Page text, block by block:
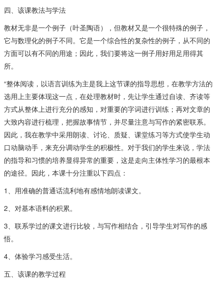
四、该课教法与学法
教材无非是一个例子（叶圣陶语），但教材又是一个很特殊的例子，
它与数理化的例子不同。它是一个综合性的复杂性的例子，从不同的
方面可以有不同的用途；因此，我们要将这一例子用好用足用得其
所。
“整体阅读，以语言训练为主是我上这节课的指导思想，在教学方法的
选用上主要体现这一点，在处理教材时，先让学生通过自读、齐读等
方式从整体上进行充分的感知，对重要的字词进行训练；再对文章的
大致内容进行梳理，把握故事情节，并尽量注意与写作的紧密联系。
因此，我在教学中采用朗读、讨论、质疑、课堂练习等方式使学生动
口动脑动手，来充分调动学生的积极性。对于我们的学生来说，学法
的指导和习惯的培养显得异常的重要，这是走向主体性学习的最根本
的途径。因此，本课十分注重以下四点：
1、用准确的普通话流利地有感情地朗读课文。
2、对基本语料的积累。
3、联系学过的课文进行比较，与写作相结合，引导学生对写作的感
悟。
4、体验学习感受生活。
五、该课的教学过程